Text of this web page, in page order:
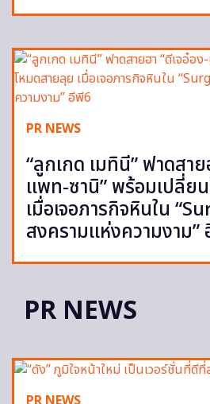
PR NEWS
“ลูกเกด เมทินี” ฟาดสาย
แพท-ซานิ” พร้อมเปลี่ย
เมื่อเจอภารกิจหินใน
สงครามแห่งความงาม”
PR NEWS